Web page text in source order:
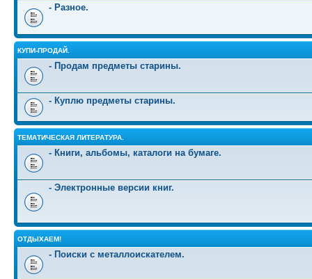
- Разное.
КУПИ-ПРОДАЙ.
- Продам предметы старины.
- Куплю предметы старины.
ТЕМАТИЧЕСКАЯ ЛИТЕРАТУРА.
- Книги, альбомы, каталоги на бумаге.
- Электронные версии книг.
ОТДЫХАЕМ!
- Поиски с металлоискателем.